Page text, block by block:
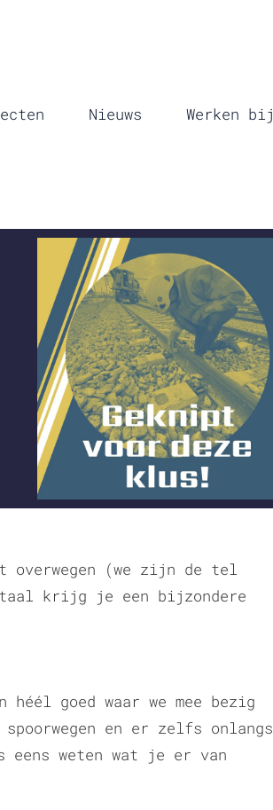
Nieuws Werken bij
overwegen (we zijn de tel
krijg je een bijzondere
goed waar we mee bezig
en er zelfs onlangs
weten wat je er van